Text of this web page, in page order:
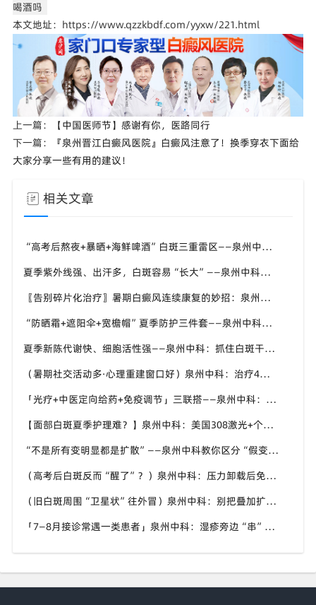
喝酒吗
本文地址：https://www.qzzkbdf.com/yyxw/221.html
上一篇：
【中国医师节】感谢有你，医路同行
下一篇：
『泉州晋江白癜风医院』白癜风注意了！换季穿衣下面给
大家分享一些有用的建议！
相关文章
“高考后熬夜+暴晒+海鲜啤酒”白斑三重雷区——泉州中科张喜艳医生：暑假这两个月管好了，九月入学才安心
夏季紫外线强、出汗多，白斑容易“长大”——泉州中科：进展期先控斑、稳定期再促复色
〖告别碎片化治疗〗暑期白癜风连续康复的妙招：泉州中科倡导“封育养息”体系
“防晒霜+遮阳伞+宽檐帽”夏季防护三件套——泉州中科：白斑区优先选物理防晒，温和不致敏
夏季新陈代谢快、细胞活性强——泉州中科：抓住白斑干预“加速窗口”，别让复色机会溜走
（暑期社交活动多·心理重建窗口好）泉州中科：治疗4到6周出现色素岛，孩子的自信先回来
「光疗+中医定向给药+免疫调节」三联搭——泉州中科：三伏期间把中医外治比重往上提
【面部白斑夏季护理难？】泉州中科：美国308激光+个性化方案，精准靶向不复色“盲区”
“不是所有变明显都是扩散”——泉州中科教你区分“假变化”与真进展
（高考后白斑反而“醒了”？）泉州中科：压力卸载后免疫波动正常，及时干预别慌
（旧白斑周围“卫星状”往外冒）泉州中科：别把叠加扩散当成普通皮肤病拖下去
「7—8月接诊常遇一类患者」泉州中科：湿疹旁边“串”出好几块新白，一查已是进展期泛发倾向